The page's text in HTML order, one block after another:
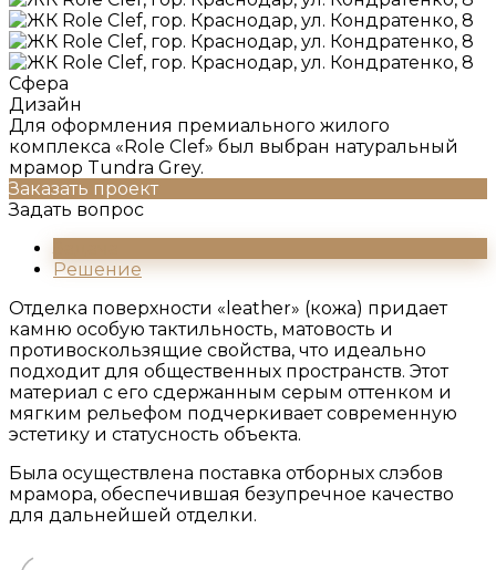
Сфера
Дизайн
Для оформления премиального жилого
комплекса «Role Clef» был выбран натуральный
мрамор Tundra Grey.
Заказать проект
Задать вопрос
Решение
Отделка поверхности «leather» (кожа) придает
камню особую тактильность, матовость и
противоскользящие свойства, что идеально
подходит для общественных пространств. Этот
материал с его сдержанным серым оттенком и
мягким рельефом подчеркивает современную
эстетику и статусность объекта.
Была осуществлена поставка отборных слэбов
мрамора, обеспечившая безупречное качество
для дальнейшей отделки.